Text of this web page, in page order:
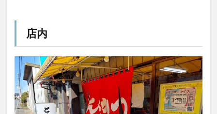
店内